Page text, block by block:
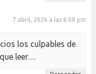
7 abril, 2026 a las 6:08 pm
los culpables de
leer…